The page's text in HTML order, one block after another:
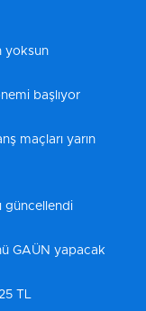
yoksun
başlıyor
maçları yarın
güncellendi
GAÜN yapacak
TL